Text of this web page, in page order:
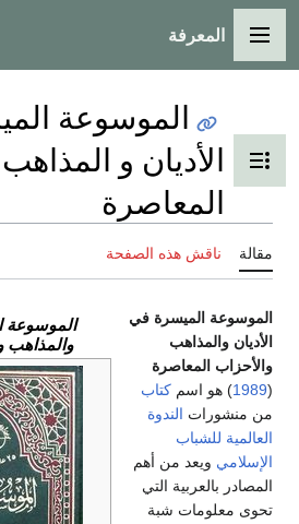
القائمة الرئيسية
المعرفة
تبديل عرض جدول المحتويات
الموسوعة
الأديان و
المعاصرة
مقالة ناقش هذه الصفحة
الموسوعة
والمذاهب
الموسوعة الميسرة في
الأديان والمذاهب
والأحزاب المعاصرة
(
1989) هو اسم كتاب
من منشورات الندوة
العالمية للشباب
الإسلامي ويعد من أهم
المصادر بالعربية التي
تحوى معلومات شبة